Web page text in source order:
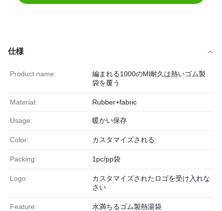
仕様
Product name:
編まれる1000のMl耐久は熱いゴム製
袋を覆う
Material: Rubber+fabric
Usage: 暖かい保存
Color: カスタマイズされる
Packing: 1pc/pp袋
Logo:
カスタマイズされたロゴを受け入れな
さい
Feature: 水満ちるゴム製熱湯袋